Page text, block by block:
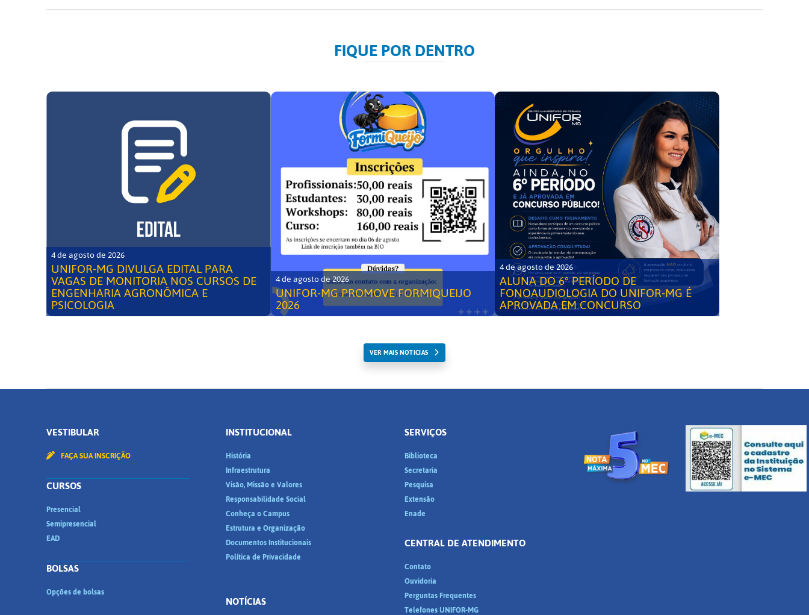
FIQUE POR DENTRO
4 de agosto de 2026
UNIFOR-MG DIVULGA EDITAL PARA
VAGAS DE MONITORIA NOS CURSOS DE
ENGENHARIA AGRONÔMICA E
PSICOLOGIA
4 de agosto de 2026
UNIFOR-MG PROMOVE FORMIQUEIJO
2026
4 de agosto de 2026
ALUNA DO 6° PERÍODO DE
FONOAUDIOLOGIA DO UNIFOR-MG É
APROVADA EM CONCURSO
VER MAIS NOTICIAS
VESTIBULAR
FAÇA SUA INSCRIÇÃO
CURSOS
Presencial
Semipresencial
EAD
BOLSAS
Opções de bolsas
INSTITUCIONAL
História
Infraestrutura
Visão, Missão e Valores
Responsabilidade Social
Conheça o Campus
Estrutura e Organização
Documentos Institucionais
Política de Privacidade
NOTÍCIAS
SERVIÇOS
Biblioteca
Secretaria
Pesquisa
Extensão
Enade
CENTRAL DE ATENDIMENTO
Contato
Ouvidoria
Perguntas Frequentes
Telefones UNIFOR-MG